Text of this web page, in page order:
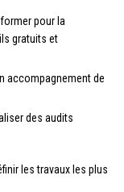
pour la
gratuits et
accompagnement de
des audits
les travaux les plus